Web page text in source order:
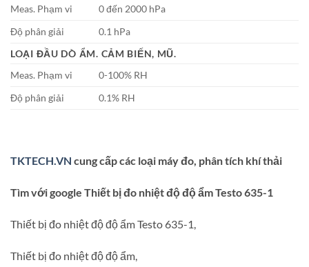
Meas. Phạm vi
0 đến 2000 hPa
Độ phân giải
0.1 hPa
LOẠI ĐẦU DÒ ẨM. CẢM BIẾN, MŨ.
Meas. Phạm vi
0-100% RH
Độ phân giải
0.1% RH
TKTECH.VN cung cấp các loại máy đo, phân tích khí thải
Tìm với google Thiết bị đo nhiệt độ độ ẩm Testo 635-1
Thiết bị đo nhiệt độ độ ẩm Testo 635-1,
Thiết bị đo nhiệt độ độ ẩm,